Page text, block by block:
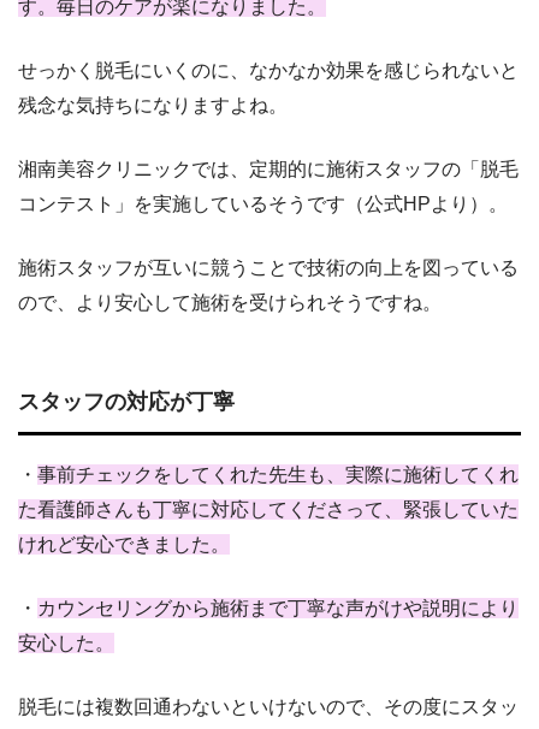
す。毎日のケアが楽になりました。
せっかく脱毛にいくのに、なかなか効果を感じられないと
残念な気持ちになりますよね。
湘南美容クリニックでは、定期的に施術スタッフの「脱毛
コンテスト」を実施しているそうです（公式HPより）。
施術スタッフが互いに競うことで技術の向上を図っている
ので、より安心して施術を受けられそうですね。
スタッフの対応が丁寧
・ 事前チェックをしてくれた先生も、実際に施術してくれ
た看護師さんも丁寧に対応してくださって、緊張していた
けれど安心できました。
・ カウンセリングから施術まで丁寧な声がけや説明により
安心した。
脱毛には複数回通わないといけないので、その度にスタッ